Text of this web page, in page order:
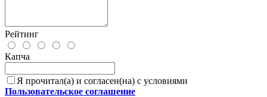
Рейтинг
Капча
Я прочитал(а) и согласен(на) с условиями
Пользовательское соглашение